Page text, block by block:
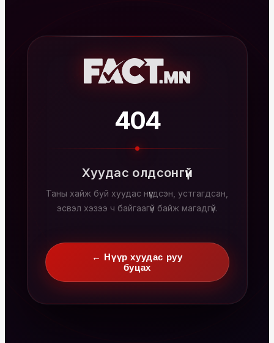
404
Хуудас олдсонгүй
Таны хайж буй хуудас нүүгдсэн, устгагдсан,
эсвэл хэзээ ч байгаагүй байж магадгүй.
← Нүүр хуудас руу
буцах